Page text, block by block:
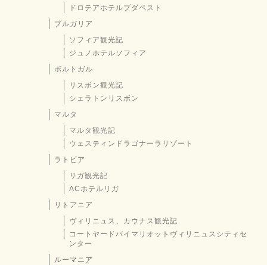
ドロテアホテルブダペスト
ブルガリア
ソフィア観光記
ジュノホテルソフィア
ポルトガル
リスボン観光記
シェラトンリスボン
マルタ
マルタ観光記
ウェスティンドラゴナーラリゾート
ラトビア
リガ観光記
ACホテルリガ
リトアニア
ヴィリニュス、カウナス観光記
コートヤードバイマリオットヴィリニュスシティセ
ンター
ルーマニア